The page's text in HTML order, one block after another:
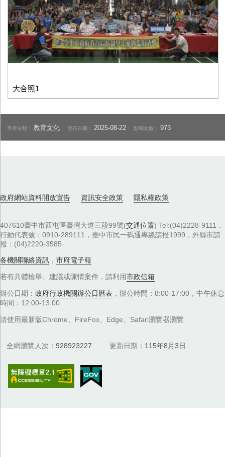
大合照1
市府分類：教育文化 發布日期：2025-08-22 點閱次數：973
政府網站資料開放宣告 資訊安全政策 隱私權政策
407610臺中市西屯區臺灣大道三段99號(交通位置) Tel:(04)2228-9111．
行動代表號：0910-289111，臺中市民一碼通專線請撥1999，外縣市請
撥：(04)2220-3585
各機關聯絡資訊 ， 市府電子報
若有具體檢舉、建議或陳情案件，請利用市政信箱
辦公日期： 政府行政機關辦公日曆表 ，辦公時間：8:00-17:00，中午休息
時間：12:00-13:00
請使用最新版Chrome、FireFox、Edge、Safari瀏覽器瀏覽
全網瀏覽人次 928923227 更新日期 115年8月3日